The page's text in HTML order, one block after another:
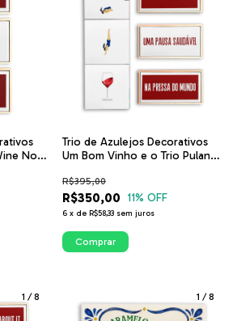
Not;
Trio de Azulejos Decorativos
Um Bom Vinho e o Trio Pulando
R$350,00
R$395,00
11% OFF
6 x de R$58,33 sem juros
Comprar
1 /8 1 /8